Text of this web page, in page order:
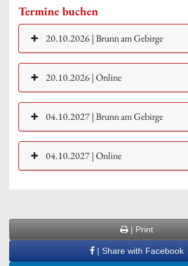
Termine buchen
20.10.2026 | Brunn am Gebirge
20.10.2026 | Online
04.10.2027 | Brunn am Gebirge
04.10.2027 | Online
| Print
| Share with Facebook